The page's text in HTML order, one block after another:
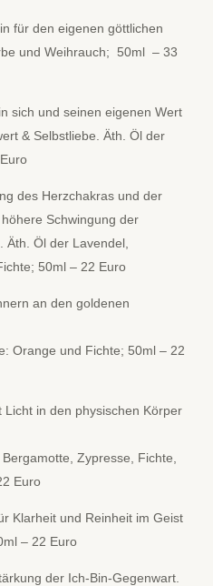
für den eigenen göttlichen
und Weihrauch; 50ml – 33
sich und seinen eigenen Wert
& Selbstliebe. Äth. Öl der
des Herzchakras und der
Schwingung der
Äth. Öl der Lavendel,
50ml – 22 Euro
an den goldenen
Orange und Fichte; 50ml – 22
Licht in den physischen Körper
Zypresse, Fichte,
Euro
Klarheit und Reinheit im Geist
– 22 Euro
der Ich-Bin-Gegenwart.